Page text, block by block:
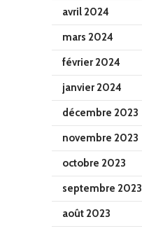
avril 2024
mars 2024
février 2024
janvier 2024
décembre 2023
novembre 2023
octobre 2023
septembre 2023
août 2023